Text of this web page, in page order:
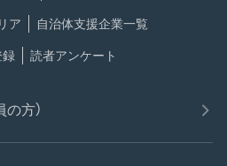
ア 自治体支援企業一覧
録 読者アンケート
方）